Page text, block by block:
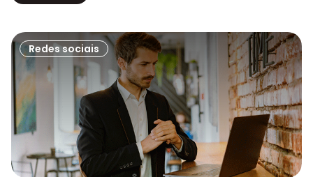
Redes sociais